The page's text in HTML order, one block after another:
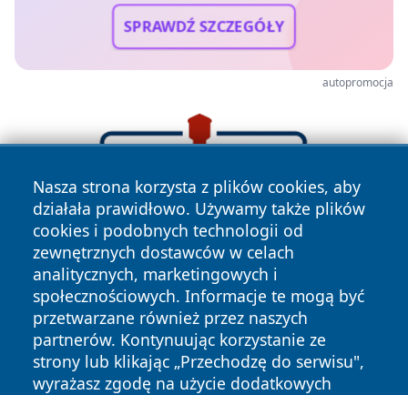
SPRAWDŹ SZCZEGÓŁY
autopromocja
Nasza strona korzysta z plików cookies, aby
działała prawidłowo. Używamy także plików
cookies i podobnych technologii od
zewnętrznych dostawców w celach
analitycznych, marketingowych i
społecznościowych. Informacje te mogą być
przetwarzane również przez naszych
partnerów. Kontynuując korzystanie ze
strony lub klikając „Przechodzę do serwisu",
wyrażasz zgodę na użycie dodatkowych